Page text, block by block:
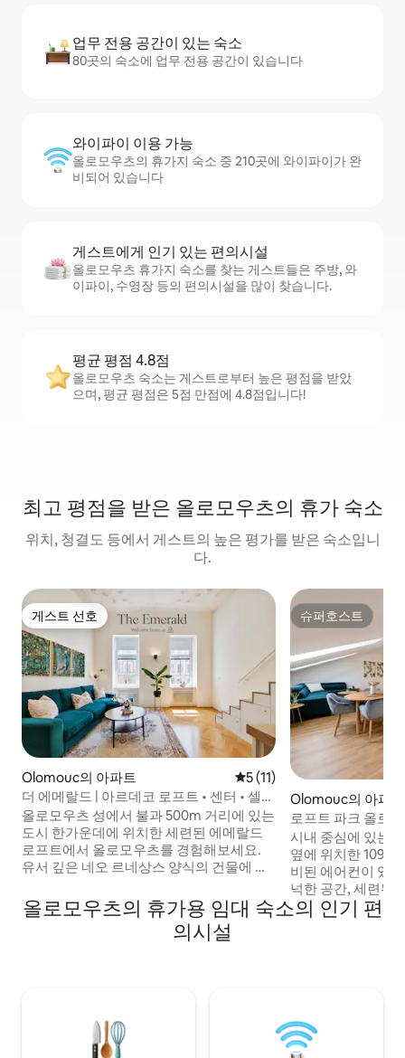
업무 전용 공간이 있는 숙소
80곳의 숙소에 업무 전용 공간이 있습니다
와이파이 이용 가능
올로모우츠의 휴가지 숙소 중 210곳에 와이파이가 완
비되어 있습니다
게스트에게 인기 있는 편의시설
올로모우츠 휴가지 숙소를 찾는 게스트들은 주방, 와
이파이, 수영장 등의 편의시설을 많이 찾습니다.
평균 평점 4.8점
올로모우츠 숙소는 게스트로부터 높은 평점을 받았
으며, 평균 평점은 5점 만점에 4.8점입니다!
최고 평점을 받은 올로모우츠의 휴가 숙소
위치, 청결도 등에서 게스트의 높은 평가를 받은 숙소입니
다.
게스트 선호
게스트 선호
Olomouc의 아파트 평점 5점(5점 만점), 후기 11
5 (11)
더 에메랄드 | 아르데코 로프트 • 센터 • 셀프
체크인
올로모우츠 성에서 불과 500m 거리에 있는
도시 한가운데에 위치한 세련된 에메랄드
로프트에서 올로모우츠를 경험해보세요.
유서 깊은 네오 르네상스 양식의 건물에 자
장이 특징입니다. ➕밝은 인테리어로 2~3명
의 게스트를 편안하게 수용할 수 있습니다.
➕넓은 대형 샤워실 ➕ 무료 노상 주차 ➕올로
트의 최고 수준의 환대.
슈퍼호스트
슈퍼호스트
Olomouc의 아파트
로프트 파크 올로
시내 중심에 있는
옆에 위치한
비된 에어컨이 있는 로
넉한 공간, 세련된
4명의 게스트가 편
을 제공합니다. 올로모우츠의 역사적인 중
도시 및 주변 지역
올로모우츠의 휴가용 임대 숙소의 인기 편
의시설